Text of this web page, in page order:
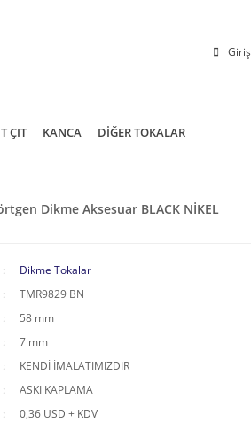
Giriş
ÇIT KANCA DİĞER TOKALAR
Dikme Aksesuar BLACK NİKEL
Dikme Tokalar
TMR9829 BN
58 mm
7 mm
KENDİ İMALATIMIZDIR
ASKI KAPLAMA
0,36 USD + KDV